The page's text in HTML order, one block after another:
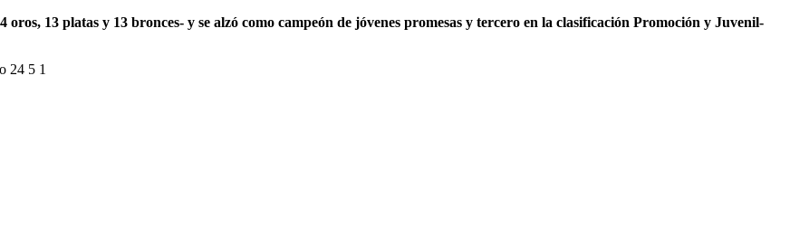
13 platas y 13 bronces- y se alzó como campeón de jóvenes promesas y tercero en la clasificación Promoción y Juvenil-